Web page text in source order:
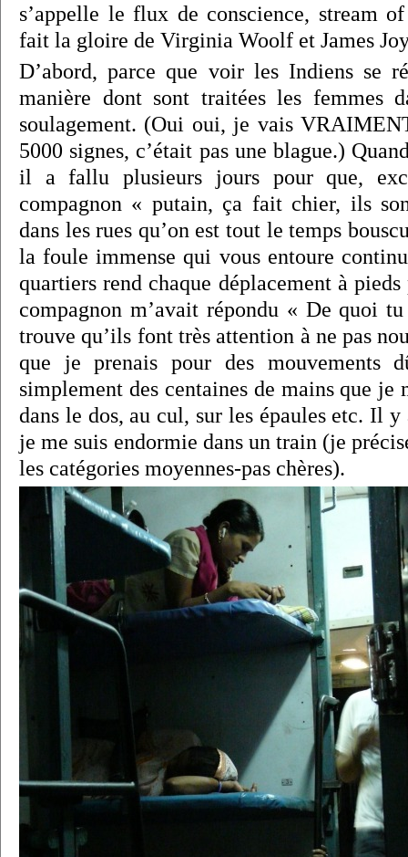
s’appelle le flux de conscience, stream
fait la gloire de Virginia Woolf et James
D’abord, parce que voir les Indiens se
manière dont sont traitées les femmes
soulagement. (Oui oui, je vais
5000 signes, c’était pas une blague.)
il a fallu plusieurs jours pour que,
compagnon « putain, ça fait chier, ils
dans les rues qu’on est tout le temps
la foule immense qui vous entoure
quartiers rend chaque déplacement à
compagnon m’avait répondu « De quoi
trouve qu’ils font très attention à ne pas
que je prenais pour des mouvements
simplement des centaines de mains que je
dans le dos, au cul, sur les épaules etc. Il y
je me suis endormie dans un train (je
les catégories moyennes-pas chères).